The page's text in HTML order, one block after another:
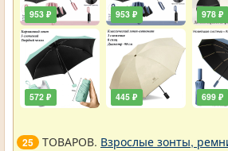
953 ₽
572 ₽
953 ₽
445 ₽
978 ₽
699 ₽
25 ТОВАРОВ. Взрослые зонты,